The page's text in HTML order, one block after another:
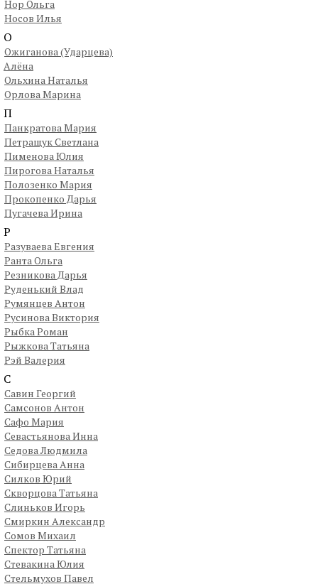
Нор Ольга
Носов Илья
О
Ожиганова (Ударцева)
Алёна
Ольхина Наталья
Орлова Марина
П
Панкратова Мария
Петращук Светлана
Пименова Юлия
Пирогова Наталья
Полозенко Мария
Прокопенко Дарья
Пугачева Ирина
Р
Разуваева Евгения
Ранта Ольга
Резникова Дарья
Руденький Влад
Румянцев Антон
Русинова Виктория
Рыбка Роман
Рыжкова Татьяна
Рэй Валерия
С
Савин Георгий
Самсонов Антон
Сафо Мария
Севастьянова Инна
Седова Людмила
Сибирцева Анна
Силков Юрий
Скворцова Татьяна
Слиньков Игорь
Смиркин Александр
Сомов Михаил
Спектор Татьяна
Стевакина Юлия
Стельмухов Павел